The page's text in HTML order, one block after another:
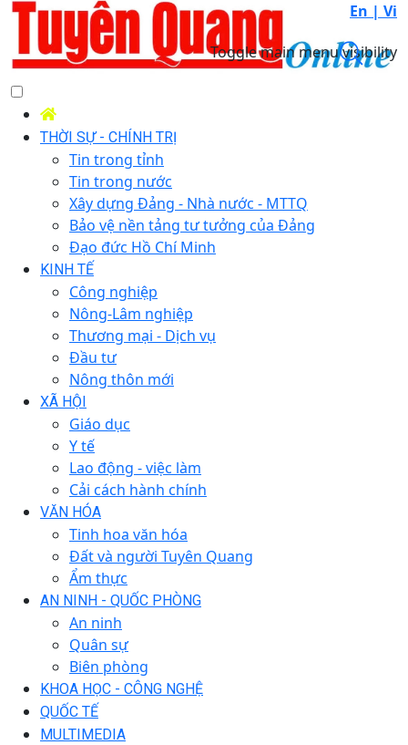
En | Vi
Toggle main menu visibility
THỜI SỰ - CHÍNH TRỊ
Tin trong tỉnh
Tin trong nước
Xây dựng Đảng - Nhà nước - MTTQ
Bảo vệ nền tảng tư tưởng của Đảng
Đạo đức Hồ Chí Minh
KINH TẾ
Công nghiệp
Nông-Lâm nghiệp
Thương mại - Dịch vụ
Đầu tư
Nông thôn mới
XÃ HỘI
Giáo dục
Y tế
Lao động - việc làm
Cải cách hành chính
VĂN HÓA
Tinh hoa văn hóa
Đất và người Tuyên Quang
Ẩm thực
AN NINH - QUỐC PHÒNG
An ninh
Quân sự
Biên phòng
KHOA HỌC - CÔNG NGHỆ
QUỐC TẾ
MULTIMEDIA